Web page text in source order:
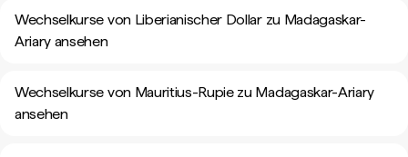
Wechselkurse von Liberianischer Dollar zu Madagaskar-
Ariary ansehen
Wechselkurse von Mauritius-Rupie zu Madagaskar-Ariary
ansehen